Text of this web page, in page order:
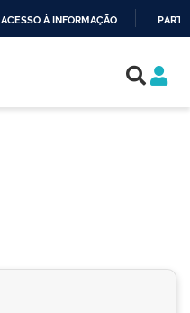
ACESSO À INFORMAÇÃO